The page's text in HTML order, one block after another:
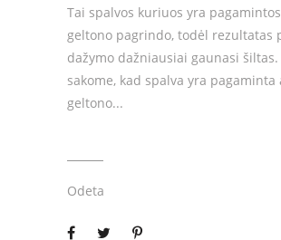
Tai spalvos kuriuos yra
geltono pagrindo, todėl rezultatas
dažymo dažniausiai gaunasi šiltas.
sakome, kad spalva yra pagaminta
geltono
Odeta